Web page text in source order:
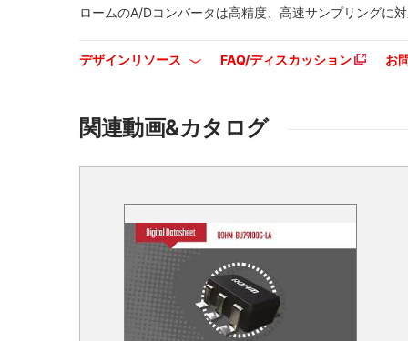
ロームのA/Dコンバータは高精度、高速サンプリングに
デザインリソース FAQ/ディスカッション お
関連動画&カタログ